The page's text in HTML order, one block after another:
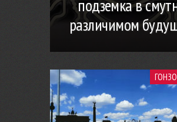
подземка в
различимом